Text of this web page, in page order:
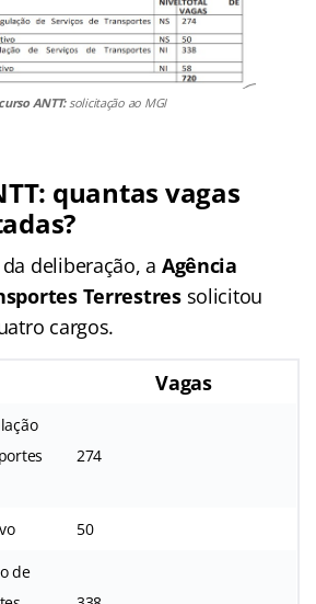
ANTT:solicitação ao MGI
quantas vagas
deliberação, a Agência
Terrestressolicitou
cargos.
Vagas
274
50
de